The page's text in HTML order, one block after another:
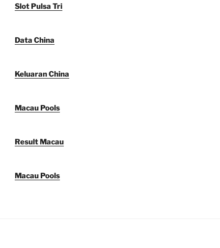
Slot Pulsa Tri
Data China
Keluaran China
Macau Pools
Result Macau
Macau Pools